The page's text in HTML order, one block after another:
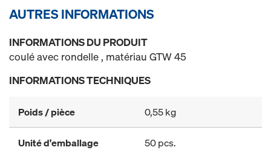
AUTRES INFORMATIONS
INFORMATIONS DU PRODUIT
coulé avec rondelle , matériau GTW 45
INFORMATIONS TECHNIQUES
Poids / pièce 0,55 kg
Unité d'emballage 50 pcs.